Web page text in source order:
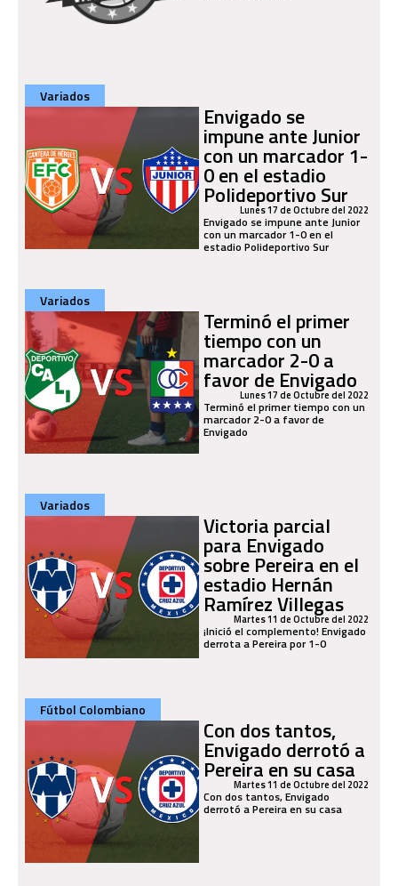
Variados
Envigado se
impune ante Junior
con un marcador 1-
0 en el estadio
Polideportivo Sur
Lunes 17 de Octubre del 2022
Envigado se impune ante Junior
con un marcador 1-0 en el
estadio Polideportivo Sur
Variados
Terminó el primer
tiempo con un
marcador 2-0 a
favor de Envigado
Lunes 17 de Octubre del 2022
Terminó el primer tiempo con un
marcador 2-0 a favor de
Envigado
Variados
Victoria parcial
para Envigado
sobre Pereira en el
estadio Hernán
Ramírez Villegas
Martes 11 de Octubre del 2022
¡Inició el complemento! Envigado
derrota a Pereira por 1-0
Fútbol Colombiano
Con dos tantos,
Envigado derrotó a
Pereira en su casa
Martes 11 de Octubre del 2022
Con dos tantos, Envigado
derrotó a Pereira en su casa